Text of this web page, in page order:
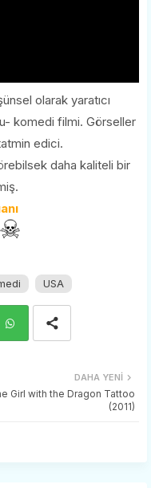
olarak yaratıcı
komedi filmi. Görseller
edici.
daha kaliteli bir
USA
ats
DAHA YENI
Girl with the Dragon Tattoo
(2011)